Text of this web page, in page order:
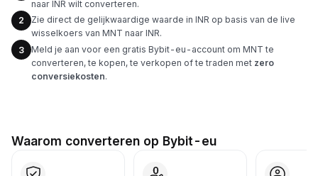
naar INR wilt converteren.
2
Zie direct de gelijkwaardige waarde in INR op basis van de live
wisselkoers van MNT naar INR.
3
Meld je aan voor een gratis Bybit-eu-account om MNT te
converteren, te kopen, te verkopen of te traden met zero
conversiekosten.
Waarom converteren op Bybit-eu